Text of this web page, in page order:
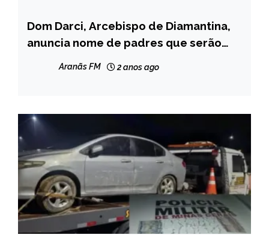
CAPELINHA
MINAS
Dom Darci, Arcebispo de Diamantina,
anuncia nome de padres que serão
Aranãs FM 2 anos ago